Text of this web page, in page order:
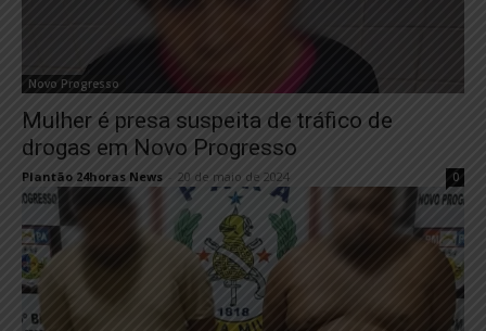
Novo Progresso
Mulher é presa suspeita de tráfico de
drogas em Novo Progresso
Plantão 24horas News 20 de maio de 2024 0